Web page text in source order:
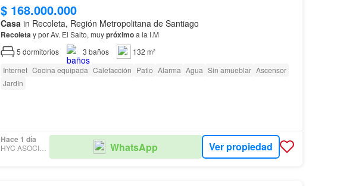
$ 168.000.000
Casa in Recoleta, Región Metropolitana de Santiago
Recoletay por Av. El Salto, muypróximoa la I.M
5 dormitorios 3 baños
132 m²
Internet Cocina equipada Calefacción Patio Alarma Agua Sin amueblar Ascensor
Jardín
Hace 1 día
HYC ASOCIADOS WhatsApp Ver propiedad